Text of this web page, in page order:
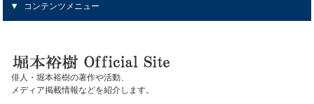
コンテンツメニュー
俳人・堀本裕樹の著作や活動、
メディア掲載情報などを紹介します。